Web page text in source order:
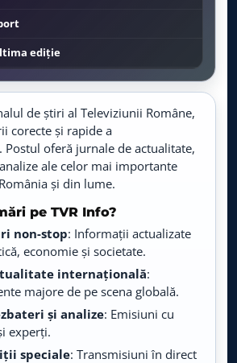
ediţie
de Stiri
Zilei
puterii
diplomatică
Deutsche Welle
din Europa
ediţie
de știri al Televiziunii Române,
corecte și rapide a
oferă jurnale de actualitate,
ale celor mai importante
și din lume.
pe TVR Info?
non-stop: Informații actualizate
economie și societate.
internațională:
majore de pe scena globală.
și analize: Emisiuni cu
experți.
speciale: Transmisiuni în direct